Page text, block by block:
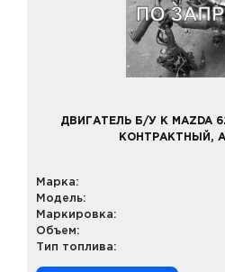
ДВИГАТЕЛЬ Б/У К MAZDA
КОНТРАКТНЫЙ,
Марка:
Модель:
Маркировка:
Объем:
Тип топлива: